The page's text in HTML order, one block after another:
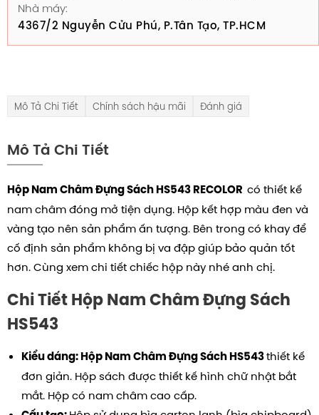
Nhà máy:
4367/2 Nguyễn Cửu Phú, P.Tân Tạo, TP.HCM
Mô Tả Chi Tiết Chính sách hậu mãi Đánh giá
Mô Tả Chi Tiết
Hộp Nam Châm Đựng Sách HS543 RECOLOR có thiết kế
nam châm đóng mở tiện dụng. Hộp kết hợp màu đen và
vàng tạo nên sản phẩm ấn tượng. Bên trong có khay để
cố định sản phẩm không bị va đập giúp bảo quản tốt
hơn. Cùng xem chi tiết chiếc hộp này nhé anh chị.
Chi Tiết Hộp Nam Châm Đựng Sách
HS543
Kiểu dáng: Hộp Nam Châm Đựng Sách HS543thiết kế
đơn giản. Hộp sách được thiết kế hình chữ nhật bắt
mắt. Hộp có nam châm cao cấp.